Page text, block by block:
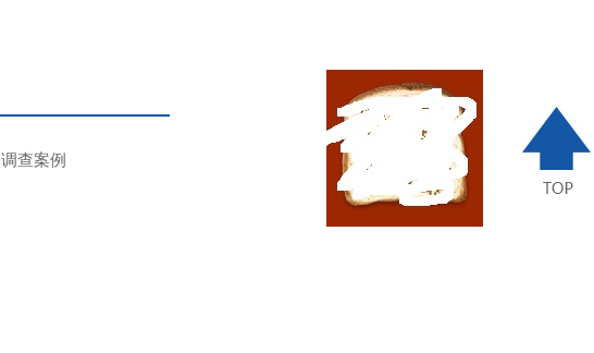
调查案例